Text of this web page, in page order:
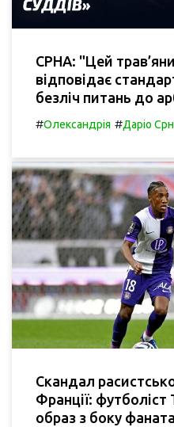
СРНА: "Цей
відповідає
безліч питань до
#Олександрія #Даріо
Скандал
Франції:
образ з боку